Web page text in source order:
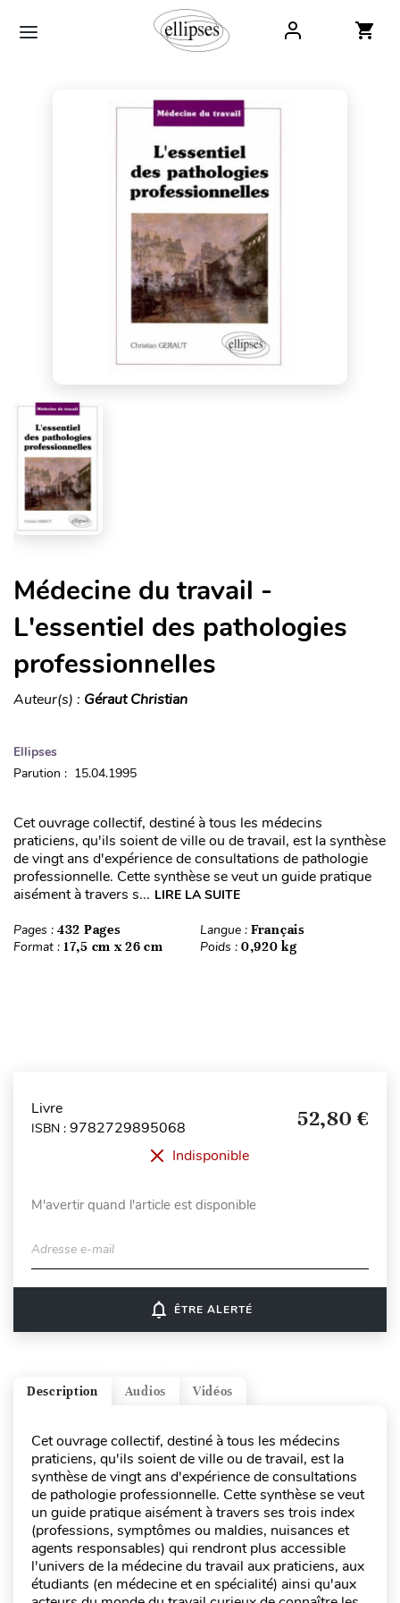
Médecine du travail -
L'essentiel des pathologies
professionnelles
Auteur(s) : Géraut Christian
Ellipses
Parution : 15.04.1995
Cet ouvrage collectif, destiné à tous les médecins
praticiens, qu'ils soient de ville ou de travail, est la synthèse
de vingt ans d'expérience de consultations de pathologie
professionnelle. Cette synthèse se veut un guide pratique
aisément à travers s... LIRE LA SUITE
Pages : 432 Pages Langue : Français
Format : 17,5 cm x 26 cm Poids : 0,920 kg
Livre
ISBN : 9782729895068 52,80 €
Indisponible
M'avertir quand l'article est disponible
Adresse e-mail
notifications_none ÊTRE ALERTÉ
Vidéos
Audios
Description
Cet ouvrage collectif, destiné à tous les médecins
praticiens, qu'ils soient de ville ou de travail, est la
synthèse de vingt ans d'expérience de consultations
de pathologie professionnelle. Cette synthèse se veut
un guide pratique aisément à travers ses trois index
(professions, symptômes ou maldies, nuisances et
agents responsables) qui rendront plus accessible
l'univers de la médecine du travail aux praticiens, aux
étudiants (en médecine et en spécialité) ainsi qu'aux